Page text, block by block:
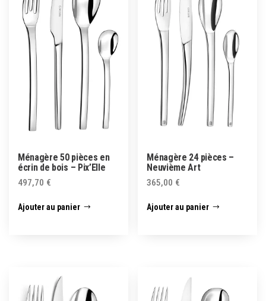
Ménagère 50 pièces en
écrin de bois – Pix’Elle
497,70 €
Ajouter au panier
Ménagère 24 pièces –
Neuvième Art
365,00 €
Ajouter au panier